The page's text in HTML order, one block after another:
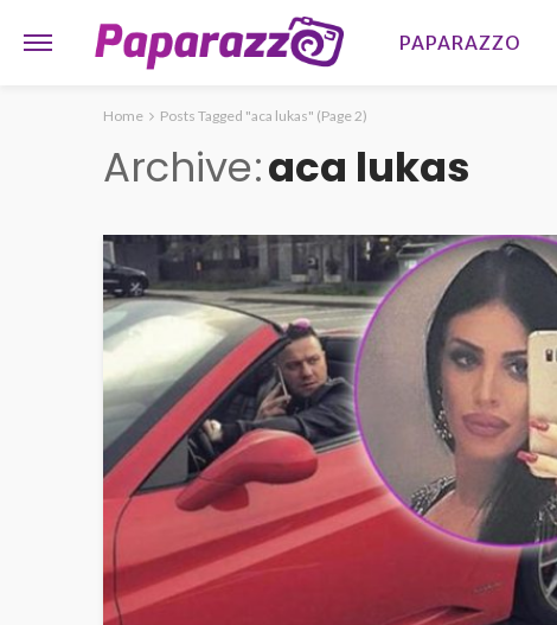
PAPARAZZO
Home Posts Tagged "aca lukas" (Page 2)
Archive aca lukas